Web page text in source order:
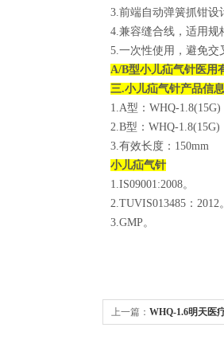
3.前端自动弹簧抓钳设
4.兼容缝合线，适用规
5.一次性使用，避免交
A/B型小儿疝气针医用
三.小儿疝气针产品信息
1.A型：WHQ-
2.B型：WHQ-
3.有效长度：150mm
小儿疝气针
1.IS09001:2008。
2.TUVIS013485：2012
3.GMP。
上一篇： WHQ-1.6明天医